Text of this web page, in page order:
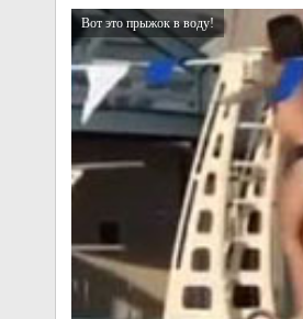
Вот это прыжок в воду!